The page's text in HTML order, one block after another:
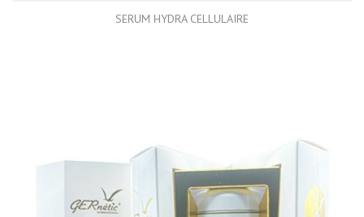
SERUM HYDRA CELLULAIRE